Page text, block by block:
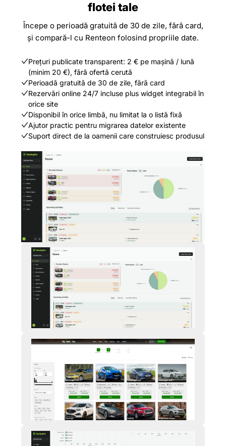
flotei tale
Începe o perioadă gratuită de 30 de zile, fără card,
și compară-l cu Renteon folosind propriile date.
Prețuri publicate transparent: 2 € pe mașină / lună
(minim 20 €), fără ofertă cerută
Perioadă gratuită de 30 de zile, fără card
Rezervări online 24/7 incluse plus widget integrabil în
orice site
Disponibil în orice limbă, nu limitat la o listă fixă
Ajutor practic pentru migrarea datelor existente
Suport direct de la oamenii care construiesc produsul